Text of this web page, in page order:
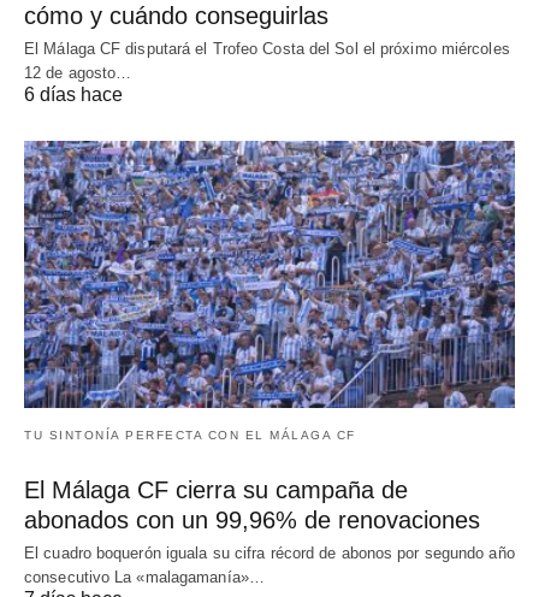
cómo y cuándo conseguirlas
El Málaga CF disputará el Trofeo Costa del Sol el próximo miércoles
12 de agosto…
6 días hace
TU SINTONÍA PERFECTA CON EL MÁLAGA CF
El Málaga CF cierra su campaña de
abonados con un 99,96% de renovaciones
El cuadro boquerón iguala su cifra récord de abonos por segundo año
consecutivo La «malagamanía»…